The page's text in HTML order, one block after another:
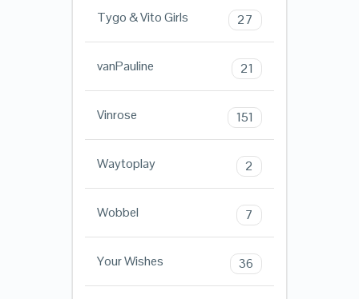
Tygo & Vito Girls 27
vanPauline 21
Vinrose 151
Waytoplay 2
Wobbel 7
Your Wishes 36